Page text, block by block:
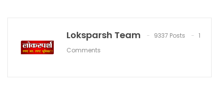
Loksparsh Team 9337 Posts
1
Comments